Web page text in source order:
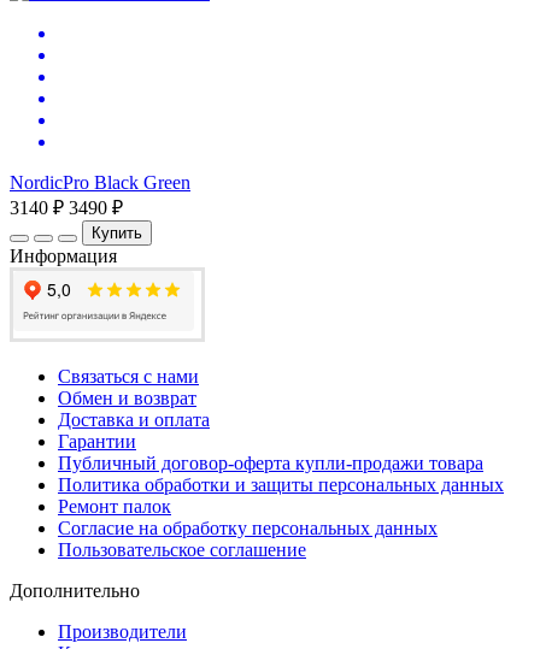
NordicPro Black Green
3140 ₽ 3490 ₽
Купить
Информация
Связаться с нами
Обмен и возврат
Доставка и оплата
Гарантии
Публичный договор-оферта купли-продажи товара
Политика обработки и защиты персональных данных
Ремонт палок
Согласие на обработку персональных данных
Пользовательское соглашение
Дополнительно
Производители